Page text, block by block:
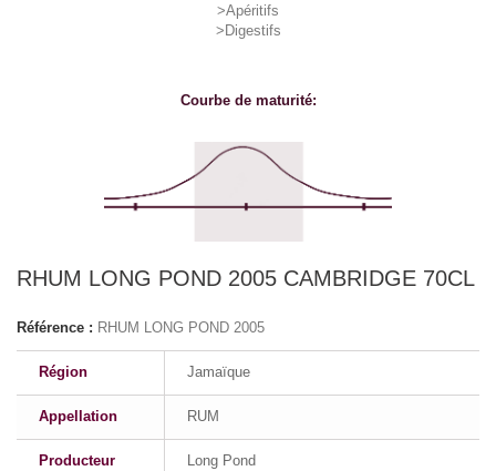
>Apéritifs
>Digestifs
Courbe de maturité:
RHUM LONG POND 2005 CAMBRIDGE 70CL
Référence : RHUM LONG POND 2005
Région Jamaïque
Appellation RUM
Producteur Long Pond